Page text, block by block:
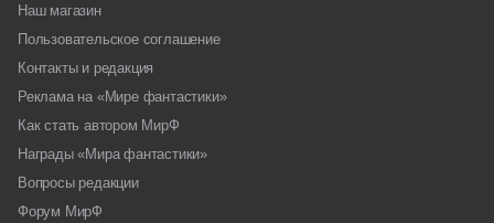
Наш магазин
Пользовательское соглашение
Контакты и редакция
Реклама на «Мире фантастики»
Как стать автором МирФ
Награды «Мира фантастики»
Вопросы редакции
Форум МирФ